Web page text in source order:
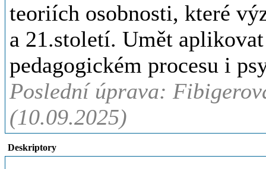
teoriích osobnosti, které
a 21.století. Umět
pedagogickém procesu i
Poslední úprava:
(10.09.2025)
Deskriptory